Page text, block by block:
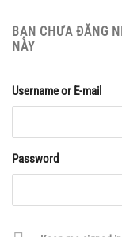
BẠN CHƯA ĐĂNG
NÀY
Username or E-mail
Password